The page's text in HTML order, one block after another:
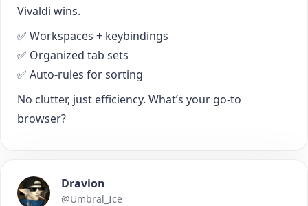
Vivaldi wins.
✅ Workspaces + keybindings
✅ Organized tab sets
✅ Auto-rules for sorting
No clutter, just efficiency. What’s your go-to
browser?
Dravion
@Umbral_Ice